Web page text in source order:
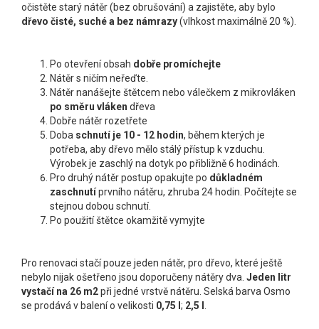
očistěte starý nátěr (bez obrušování) a zajistěte, aby bylo
dřevo čisté, suché a bez námrazy(vlhkost maximálně 20 %).
Po otevření obsah dobře promíchejte
Nátěr s ničím neřeďte.
Nátěr nanášejte štětcem nebo válečkem z mikrovláken
po směru vláken dřeva
Dobře nátěr rozetřete
Doba schnutí je 10 - 12 hodin, během kterých je
potřeba, aby dřevo mělo stálý přístup k vzduchu.
Výrobek je zaschlý na dotyk po přibližně 6 hodinách.
Pro druhý nátěr postup opakujte po důkladném
zaschnutíprvního nátěru, zhruba 24 hodin. Počítejte se
stejnou dobou schnutí.
Po použití štětce okamžitě vymyjte
Pro renovaci stačí pouze jeden nátěr, pro dřevo, které ještě
nebylo nijak ošetřeno jsou doporučeny nátěry dva. Jeden litr
vystačí na 26 m2při jedné vrstvě nátěru. Selská barva Osmo
se prodává v balení o velikosti 0,75 l ; 2,5 l .